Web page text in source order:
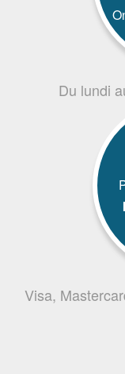
Du lundi
Visa,